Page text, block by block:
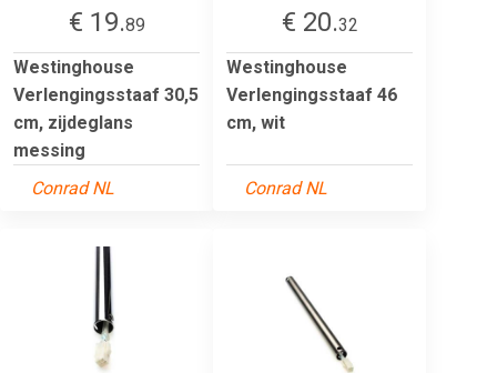
€ 19.89
Westinghouse
Verlengingsstaaf 30,5
cm, zijdeglans
messing
Conrad NL
€ 20.32
Westinghouse
Verlengingsstaaf 46
cm, wit
Conrad NL